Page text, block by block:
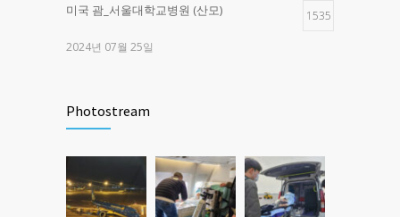
미국 괌_서울대학교병원 (산모) 1535
2024년 07월 25일
2025년 03월 28일
제주한라병원 -> 광주 SRC병원 (심정지) 1376
2025년 05월 16일
Photostream